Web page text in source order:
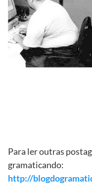
Para ler outras
gramaticando:
http://